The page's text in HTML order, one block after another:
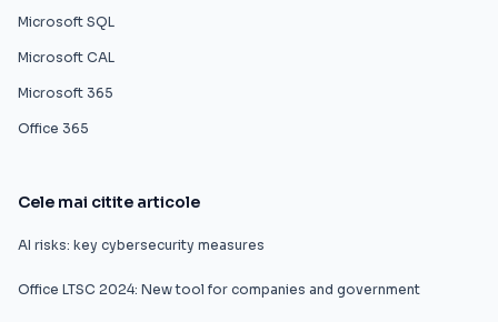
Microsoft SQL
Microsoft CAL
Microsoft 365
Office 365
Cele mai citite articole
AI risks: key cybersecurity measures
Office LTSC 2024: New tool for companies and government